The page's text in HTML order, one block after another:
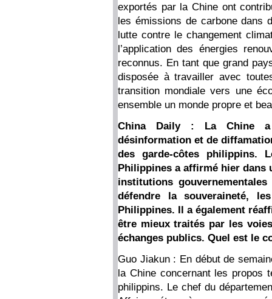
exportés par la Chine ont
les émissions de carbone dans
lutte contre le changement
l’application des énergies
reconnus. En tant que grand
disposée à travailler avec
transition mondiale vers une
ensemble un monde propre et
China Daily : La Chine a
désinformation et de
des garde-côtes philippins.
Philippines a affirmé hier dans
institutions
défendre la souveraineté,
Philippines. Il a également
être mieux traités par les
échanges publics. Quel est le
Guo Jiakun : En début de
la Chine concernant les propos
philippins. Le chef du